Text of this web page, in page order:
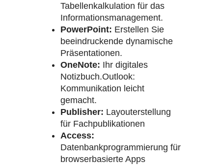
Tabellenkalkulation für das
Informationsmanagement.
PowerPoint: Erstellen Sie
beeindruckende dynamische
Präsentationen.
OneNote: Ihr digitales
Notizbuch.Outlook:
Kommunikation leicht
gemacht.
Publisher: Layouterstellung
für Fachpublikationen
Access:
Datenbankprogrammierung für
browserbasierte Apps